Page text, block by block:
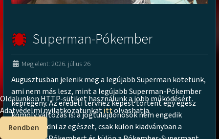
Superman-Pókember
Megjelent: 2026. július 26
Augusztusban jelenik meg a legújabb Superman kötetünk,
ami nem más lesz, mint a legújabb Superman-Pókember
képregény. Az eredeti tervhez képest történt egy egész
komoly változás is: a jogtulajdonosok nem engedik
egyben kiadni az egészet, csak külön kiadványban a
Oldalunkon HTTP-sütiket használunk a jobb működésért.
Adatvédelmi nyilatkozatunkatittolvashatja.
Rendben